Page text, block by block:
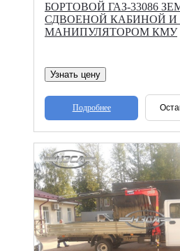
БОРТОВОЙ ГАЗ-33086
СДВОЕНОЙ КАБИНОЙ И
МАНИПУЛЯТОРОМ КМУ
Узнать цену
Подробнее